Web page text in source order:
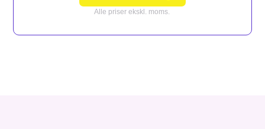
Alle priser ekskl. moms.